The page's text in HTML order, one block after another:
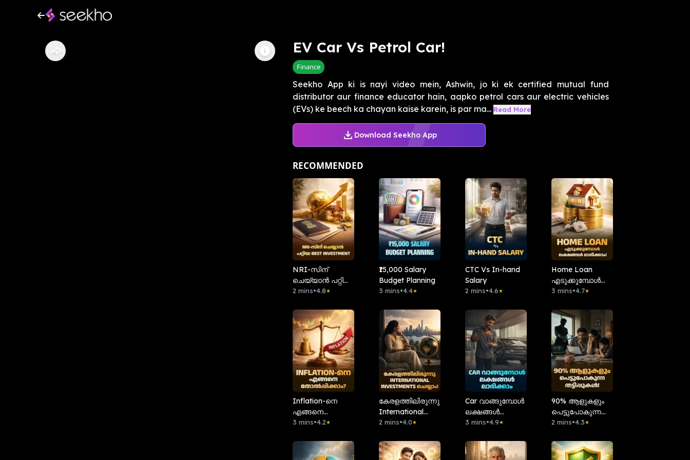
EV Car Vs Petrol Car!
Finance
Seekho App ki is nayi video mein, Ashwin, jo ki ek certified mutual fund
distributor aur finance educator hain, aapko petrol cars aur electric vehicles
(EVs) ke beech ka chayan kaise karein, is par ma... Read More
Download Seekho App
RECOMMENDED
NRI-സിന്
ചെയ്യാൻ പറ്റിയ
Best Investment
2 mins•4.8★
₹15,000 Salary
Budget Planning
3 mins•4.4★
CTC Vs In-hand
Salary
2 mins•4.6★
Home Loan
എടുക്കുമ്പോൾ
ലക്ഷങ്ങൾ
3 mins•4.7★
Inflation-നെ
എങ്ങനെ
തോൽപ്പിക്കാം?
3 mins•4.2★
കേരളത്തിലിരുന്നു
International
Investments
2 mins•4.0★
Car വാങ്ങുമ്പോൾ
ലക്ഷങ്ങൾ
ലാഭിക്കാം!
3 mins•4.9★
90% ആളുകളും
പെട്ടുപോകുന്ന
തട്ടിപ്പുകൾ!
2 mins•4.3★